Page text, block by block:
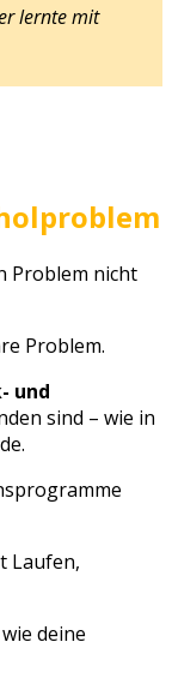
lernte mit
Problem nicht
Problem.
und
sind – wie in
Laufen,
deine